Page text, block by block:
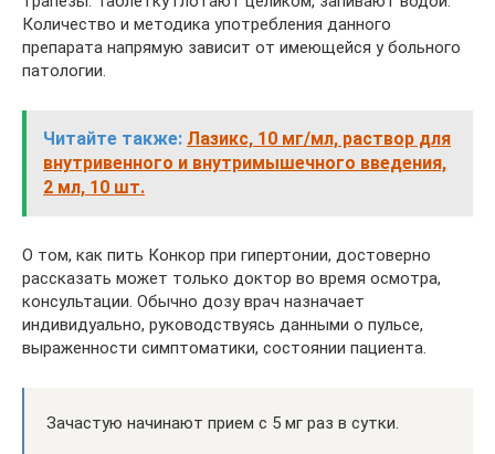
Количество и методика употребления данного
препарата напрямую зависит от имеющейся у больного
патологии.
Читайте также: Лазикс, 10 мг/мл, раствор для
внутривенного и внутримышечного введения,
2 мл, 10 шт.
О том, как пить Конкор при гипертонии, достоверно
рассказать может только доктор во время осмотра,
консультации. Обычно дозу врач назначает
индивидуально, руководствуясь данными о пульсе,
выраженности симптоматики, состоянии пациента.
Зачастую начинают прием с 5 мг раз в сутки.